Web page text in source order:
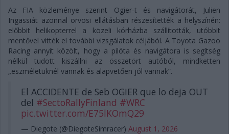
Az FIA közleménye szerint Ogier-t és navigátorát, Julien
Ingassiát azonnal orvosi ellátásban részesítették a helyszínén:
előbbit helikopterrel a közeli kórházba szállították, utóbbit
mentővel vitték el további vizsgálatok céljából. A Toyota Gazoo
Racing annyit közölt, hogy a pilóta és navigátora is segítség
nélkül tudott kiszállni az összetört autóból, mindketten
„eszméletüknél vannak és alapvetően jól vannak”.
El ACCIDENTE de Seb OGIER que lo deja OUT
del #SectoRallyFinland #WRC
pic.twitter.com/E75lKOmQ29
— Diegote (@DiegoteSimracer) August 1, 2026